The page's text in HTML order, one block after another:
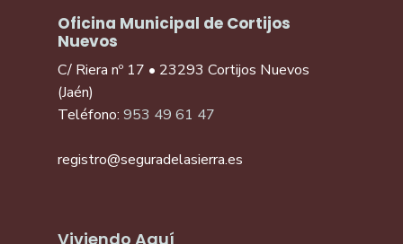
Oficina Municipal de Cortijos
Nuevos
C/ Riera nº 17 • 23293 Cortijos Nuevos
(Jaén)
Teléfono: 953 49 61 47
registro@seguradelasierra.es
Viviendo Aquí